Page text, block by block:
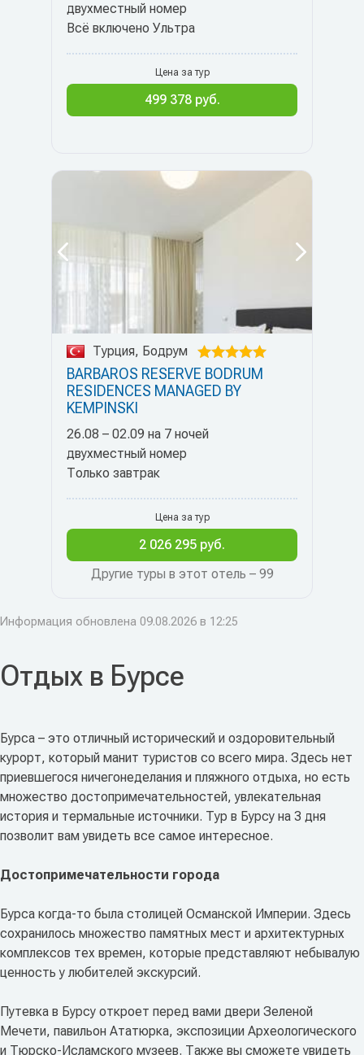
двухместный номер
Всё включено Ультра
Цена за тур
499 378 руб.
Турция, Бодрум
BARBAROS RESERVE BODRUM
RESIDENCES MANAGED BY
KEMPINSKI
26.08 – 02.09 на 7 ночей
двухместный номер
Только завтрак
Другие туры в этот отель – 99
Цена за тур
2 026 295 руб.
Информация обновлена 09.08.2026 в 12:25
Отдых в Бурсе
Бурса – это отличный исторический и оздоровительный
курорт, который манит туристов со всего мира. Здесь нет
приевшегося ничегонеделания и пляжного отдыха, но есть
множество достопримечательностей, увлекательная
история и термальные источники. Тур в Бурсу на 3 дня
позволит вам увидеть все самое интересное.
Достопримечательности города
Бурса когда-то была столицей Османской Империи. Здесь
сохранилось множество памятных мест и архитектурных
комплексов тех времен, которые представляют небывалую
ценность у любителей экскурсий.
Путевка в Бурсу откроет перед вами двери Зеленой
Мечети, павильон Ататюрка, экспозиции Археологического
и Тюрско-Исламского музеев. Также вы сможете увидеть